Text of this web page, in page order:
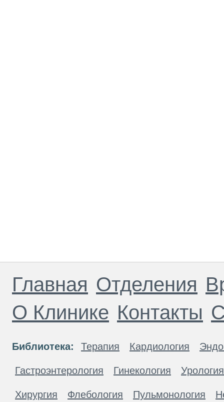
Главная Отделения
О Клинике Контакты
Библиотека: Терапия Кардиология
Гастроэнтерология Гинекология Урология
Хирургия Флебология Пульмонология